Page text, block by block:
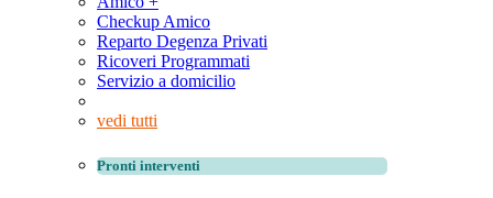
Checkup Amico
Reparto Degenza Privati
Ricoveri Programmati
Servizio a domicilio
vedi tutti
Pronti interventi